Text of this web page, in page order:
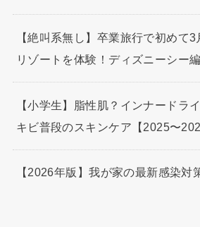
【絶叫系無し】卒業旅行で初めて
リゾートを体験！ディズニーシー
【小学生】脂性肌？インナードラ
キビ普段のスキンケア【2025〜
【2026年版】我が家の最新感染対